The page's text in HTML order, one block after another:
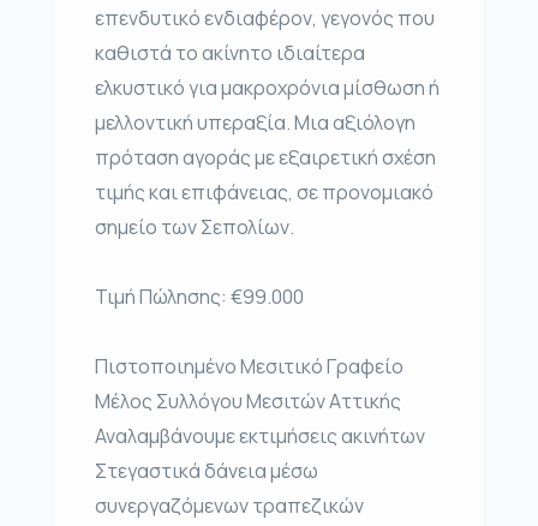
επενδυτικό ενδιαφέρον, γεγονός που
καθιστά το ακίνητο ιδιαίτερα
ελκυστικό για μακροχρόνια μίσθωση ή
μελλοντική υπεραξία. Μια αξιόλογη
πρόταση αγοράς με εξαιρετική σχέση
τιμής και επιφάνειας, σε προνομιακό
σημείο των Σεπολίων.
Τιμή Πώλησης: €99.000
Πιστοποιημένο Μεσιτικό Γραφείο
Μέλος Συλλόγου Μεσιτών Αττικής
Αναλαμβάνουμε εκτιμήσεις ακινήτων
Στεγαστικά δάνεια μέσω
συνεργαζόμενων τραπεζικών